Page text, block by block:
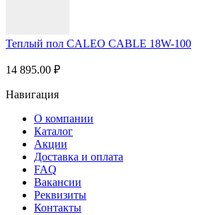
Теплый пол CALEO CABLE 18W-100
14 895.00 ₽
Навигация
О компании
Каталог
Акции
Доставка и оплата
FAQ
Вакансии
Реквизиты
Контакты